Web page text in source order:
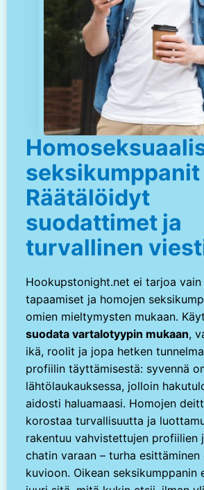
seksikumppanit
Räätälöidyt
suodattimet ja
turvallinen
Hookupstonight.net ei tarjoa
tapaamiset ja homojen
omien mieltymysten mukaan.
suodata vartalotyypin mukaan,
ikä, roolit ja jopa hetken
profiilin täyttämisestä: syvennä
lähtölaukauksessa, jolloin
aidosti haluamaasi. Homojen
korostaa turvallisuutta ja
rakentuu vahvistettujen profiilien
chatin varaan – turha esittäminen
kuvioon. Oikean seksikumppanin